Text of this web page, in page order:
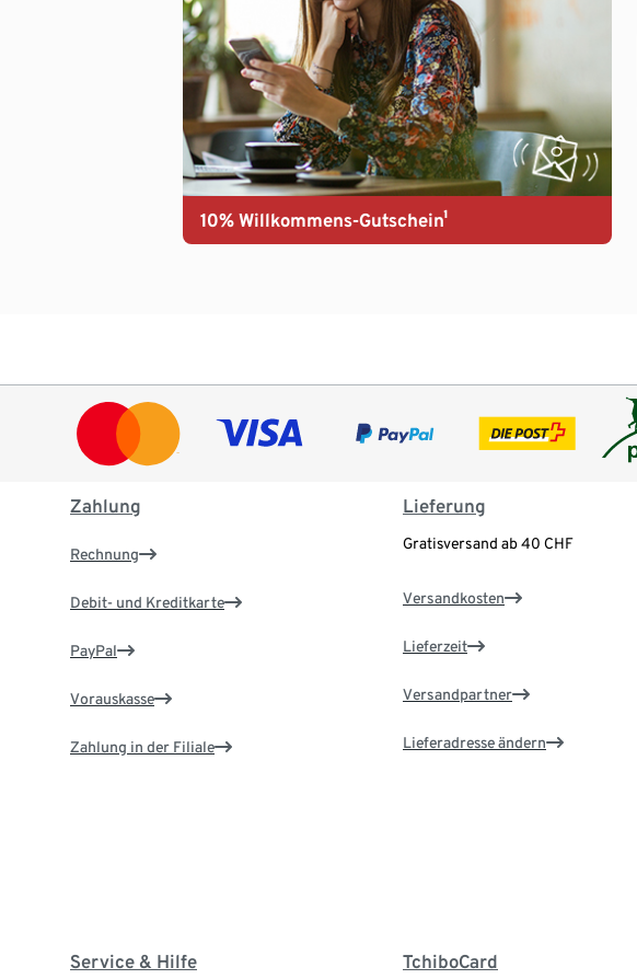
10% Willkommens-Gutschein¹
Zahlung
Rechnung
Debit- und Kreditkarte
PayPal
Vorauskasse
Zahlung in der Filiale
Lieferung
Gratisversand ab 40 CHF
Versandkosten
Lieferzeit
Versandpartner
Lieferadresse ändern
Service & Hilfe TchiboCard